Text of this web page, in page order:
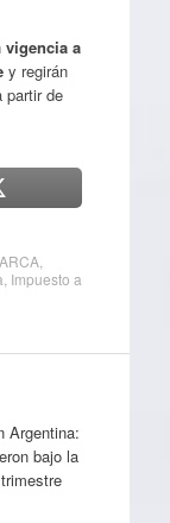
vigencia a
y regirán
partir de
ARCA,
Impuesto a
Argentina:
bajo la